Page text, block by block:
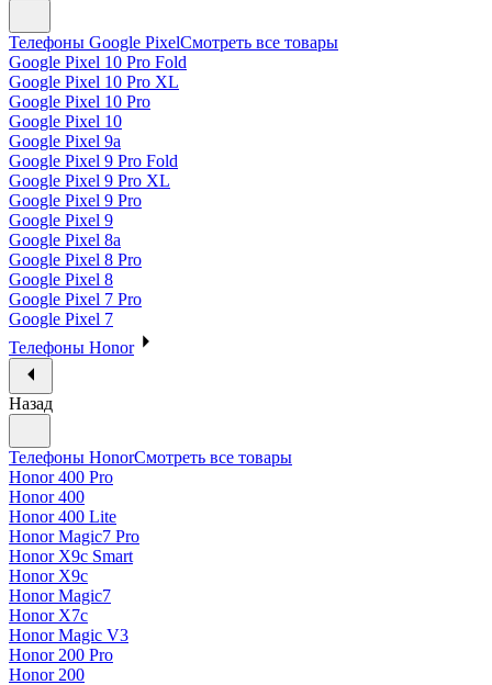
Телефоны Google PixelСмотреть все товары
Google Pixel 10 Pro Fold
Google Pixel 10 Pro XL
Google Pixel 10 Pro
Google Pixel 10
Google Pixel 9a
Google Pixel 9 Pro Fold
Google Pixel 9 Pro XL
Google Pixel 9 Pro
Google Pixel 9
Google Pixel 8a
Google Pixel 8 Pro
Google Pixel 8
Google Pixel 7 Pro
Google Pixel 7
Телефоны Honor
Назад
Телефоны HonorСмотреть все товары
Honor 400 Pro
Honor 400
Honor 400 Lite
Honor Magic7 Pro
Honor X9c Smart
Honor X9c
Honor Magic7
Honor X7c
Honor Magic V3
Honor 200 Pro
Honor 200